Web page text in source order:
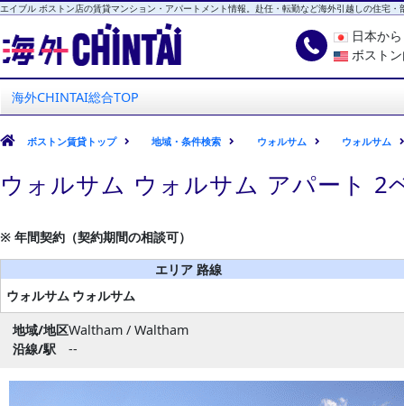
エイブル ボストン店の賃貸マンション・アパートメント情報。赴任・転勤など海外引越しの住宅・
海外CHINTAI
エイブル ボストン店
日本か
ボスト
海外CHINTAI総合TOP
ボストン賃貸トップ 地域・条件検索 ウォルサム ウォルサム
ウォルサム ウォルサム アパート 2
※ 年間契約（契約期間の相談可）
エリア 路線
ウォルサム ウォルサム
地域/地区Waltham / Waltham
沿線/駅
--